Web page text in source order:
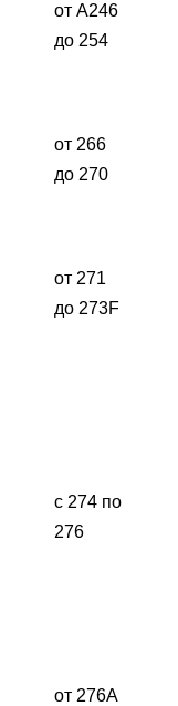
от А246
до 254
от 266
до 270
от 271
до 273F
с 274 по
276
от 276А